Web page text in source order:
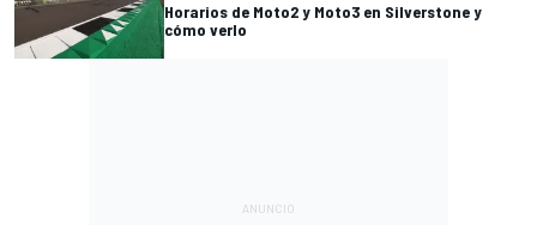
Horarios de Moto2 y Moto3 en Silverstone y
cómo verlo